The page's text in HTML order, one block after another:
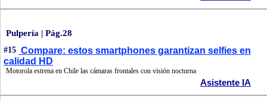
Pulpería | Pág.28
#15 Compare: estos smartphones garantizan selfies en
calidad HD
Motorola estrena en Chile las cámaras frontales con visión nocturna
Asistente IA